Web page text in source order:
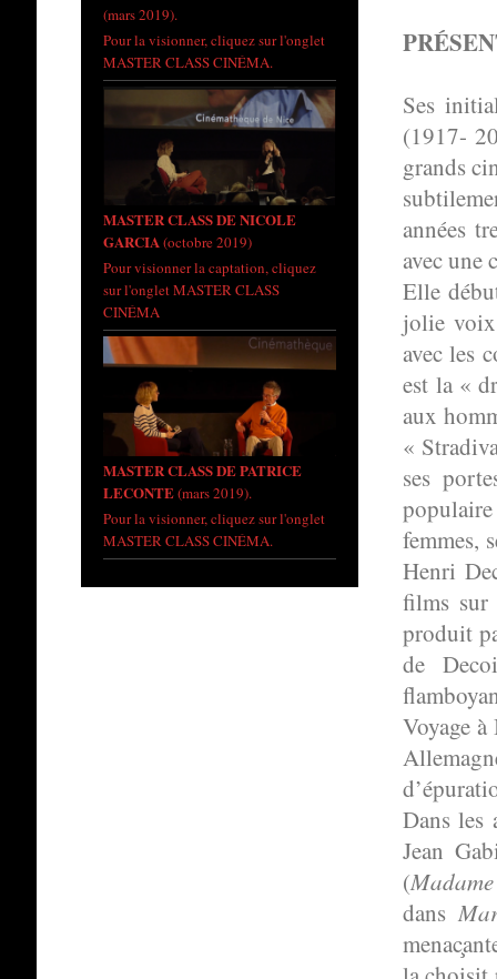
Ses
(1917-
grands
années
avec une
Elle
jolie voix
avec les
est la «
aux
«
ses
populaire
femmes,
Henri
films sur
produit
de
Voyage
Dans les
Jean
(
dans
menac
(mars 2019).
Pour la visionner, cliquez sur l'onglet
MASTER CLASS CINÉMA.
MASTER CLASS DE NICOLE
GARCIA(octobre 2019)
Pour visionner la captation, cliquez
sur l'onglet MASTER CLASS
CINÉMA
MASTER CLASS DE PATRICE
LECONTE(mars 2019).
Pour la visionner, cliquez sur l'onglet
MASTER CLASS CINÉMA.